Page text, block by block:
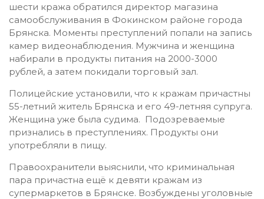
шести кража обратился директор магазина
самообслуживания в Фокинском районе города
Брянска. Моменты преступлений попали на запись
камер видеонаблюдения. Мужчина и женщина
набирали в продукты питания на 2000-3000
рублей, а затем покидали торговый зал.
Полицейские установили, что к кражам причастны
55-летний житель Брянска и его 49-летняя супруга.
Женщина уже была судима. Подозреваемые
признались в преступлениях. Продукты они
употребляли в пищу.
Правоохранители выяснили, что криминальная
пара причастна ещё к девяти кражам из
супермаркетов в Брянске. Возбуждены уголовные